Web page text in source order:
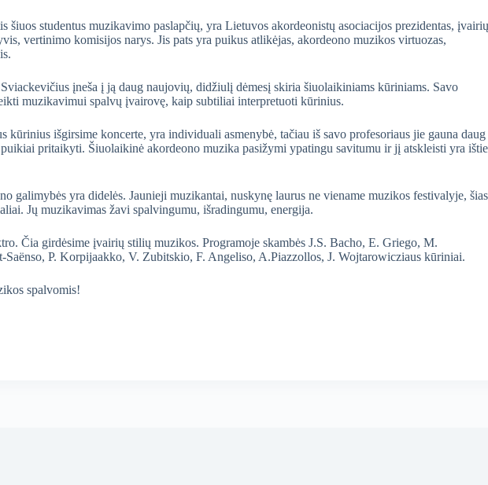
šiuos studentus muzikavimo paslapčių, yra Lietuvos akordeonistų asociacijos prezidentas, įvairių
vertinimo komisijos narys. Jis pats yra puikus atlikėjas, akordeono muzikos virtuozas,
įneša į ją daug naujovių, didžiulį dėmesį skiria šiuolaikiniams kūriniams. Savo
muzikavimui spalvų įvairovę, kaip subtiliai interpretuoti kūrinius.
kūrinius išgirsime koncerte, yra individuali asmenybė, tačiau iš savo profesoriaus jie gauna daug
pritaikyti. Šiuolaikinė akordeono muzika pasižymi ypatingu savitumu ir jį atskleisti yra
galimybės yra didelės. Jaunieji muzikantai, nuskynę laurus ne viename muzikos festivalyje, šias
Jų muzikavimas žavi spalvingumu, išradingumu, energija.
Čia girdėsime įvairių stilių muzikos. Programoje skambės J.S. Bacho, E. Griego, M.
P. Korpijaakko, V. Zubitskio, F. Angeliso, A.Piazzollos, J. Wojtarowicziaus kūriniai.
spalvomis!